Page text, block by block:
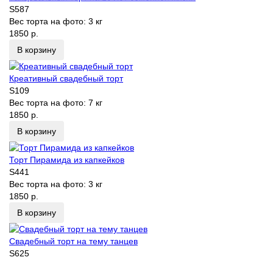
S587
Вес торта на фото: 3 кг
1850 р.
В корзину
Креативный свадебный торт
S109
Вес торта на фото: 7 кг
1850 р.
В корзину
Торт Пирамида из капкейков
S441
Вес торта на фото: 3 кг
1850 р.
В корзину
Свадебный торт на тему танцев
S625